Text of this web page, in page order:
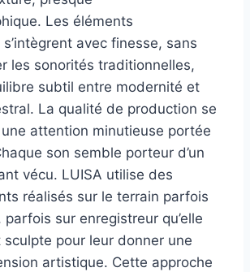
Les éléments
avec finesse, sans
les sonorités traditionnelles,
subtil entre modernité et
La qualité de production se
attention minutieuse portée
son semble porteur d’un
vécu. LUISA utilise des
réalisés sur le terrain parfois
sur enregistreur qu’elle
pour leur donner une
artistique. Cette approche